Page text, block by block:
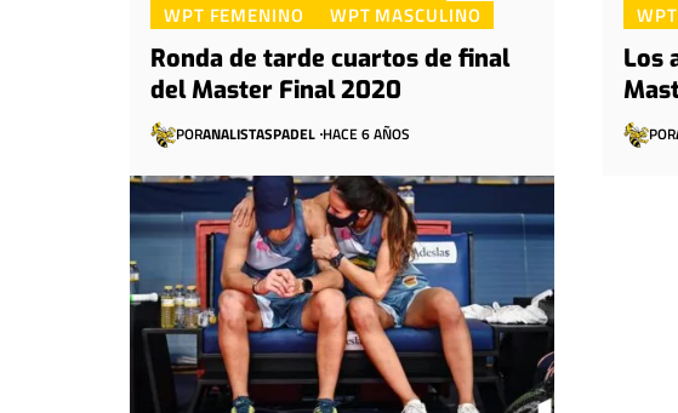
WPT FEMENINO
WPT MASCULINO
Ronda de tarde cuartos de final
del Master Final 2020
PORANALISTASPADEL HACE 6 AÑOS
Los
POR